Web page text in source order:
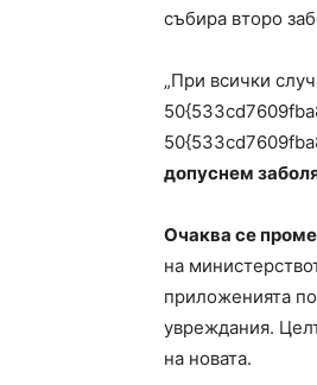
събира второ
„При всички
допуснем
Очаква се
на
приложенията
увреждания.
на новата.